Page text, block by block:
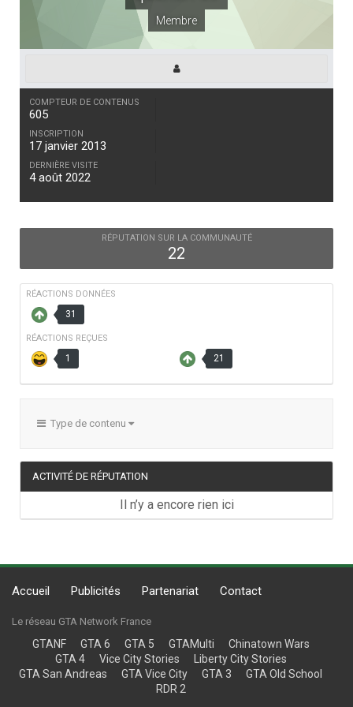
Membre
COMPTEUR DE CONTENUS
605
INSCRIPTION
17 janvier 2013
DERNIÈRE VISITE
4 août 2022
RÉPUTATION SUR LA COMMUNAUTÉ
22
RÉACTIONS DONNÉES
31
RÉACTIONS REÇUES
1 21
Type de contenu
ACTIVITÉ DE RÉPUTATION
Il n’y a encore rien ici
Accueil Publicités Partenariat Contact
Le réseau GTA Network France
GTANF GTA 6 GTA 5 GTAMulti
Chinatown Wars
GTA 4
Vice City Stories
Liberty City Stories
GTA San Andreas
GTA Vice City GTA 3
GTA Old School
RDR 2